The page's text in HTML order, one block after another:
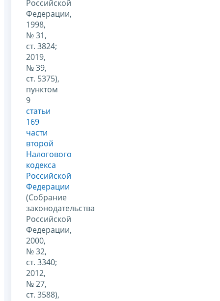
Российской
Федерации,
1998,
№ 31,
ст. 3824;
2019,
№ 39,
ст. 5375),
пунктом
9
статьи
169
части
второй
Налогового
кодекса
Российской
Федерации
(Собрание
законодательства
Российской
Федерации,
2000,
№ 32,
ст. 3340;
2012,
№ 27,
ст. 3588),